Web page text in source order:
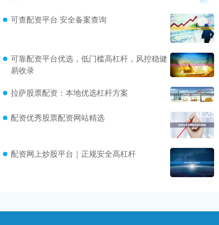
可查配资平台 安全备案查询
可靠配资平台优选，低门槛高杠杆，风控稳健
易收录
拉萨股票配资：本地优选杠杆方案
配资优秀股票配资网站精选
配资网上炒股平台｜正规安全高杠杆